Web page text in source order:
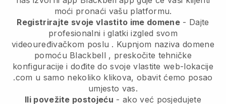
moći pronaći vašu platformu.
Registrirajte svoje vlastito ime domene- Dajte
profesionalni i glatki izgled svom
videouređivačkom poslu . Kupnjom naziva domene
pomoću Blackbell , preskočite tehničke
konfiguracije i dođite do svoje vlastite web-lokacije
.com u samo nekoliko klikova, obavit ćemo posao
umjesto vas.
Ili povežite postojeću - ako već posjedujete